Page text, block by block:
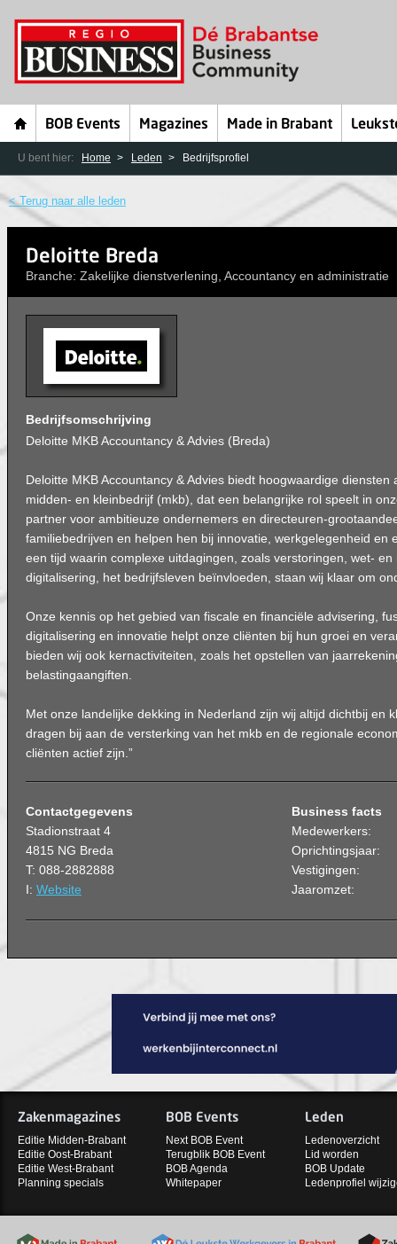
BOB Events Magazines Made in Brabant
U bent hier: Home Leden Bedrijfsprofiel
< Terug naar alle leden
Deloitte Breda
Branche: Zakelijke dienstverlening, Accountancy en administratie
Bedrijfsomschrijving
Deloitte MKB Accountancy & Advies (Breda)
Deloitte MKB Accountancy & Advies biedt hoogwaardige
midden- en kleinbedrijf (mkb), dat een belangrijke rol speelt in
partner voor ambitieuze ondernemers en directeuren-
familiebedrijven en helpen hen bij innovatie, werkgelegenheid en
een tijd waarin complexe uitdagingen, zoals verstoringen, wet- en
digitalisering, het bedrijfsleven beïnvloeden, staan wij klaar om
Onze kennis op het gebied van fiscale en financiële advisering,
digitalisering en innovatie helpt onze cliënten bij hun groei en
bieden wij ook kernactiviteiten, zoals het opstellen van
belastingaangiften.
Met onze landelijke dekking in Nederland zijn wij altijd dichtbij en
dragen bij aan de versterking van het mkb en de regionale
cliënten actief zijn.”
Contactgegevens
Stadionstraat 4
4815 NG Breda
T: 088-2882888
I: Website
Business facts
Medewerkers:
Oprichtingsjaar:
Vestigingen:
Jaaromzet:
Zakenmagazines
Editie Midden-Brabant
Editie Oost-Brabant
Editie West-Brabant
Planning specials
BOB Events
Next BOB Event
Terugblik BOB Event
BOB Agenda
Whitepaper
Leden
Ledenoverzicht
Lid worden
BOB Update
Ledenprofiel